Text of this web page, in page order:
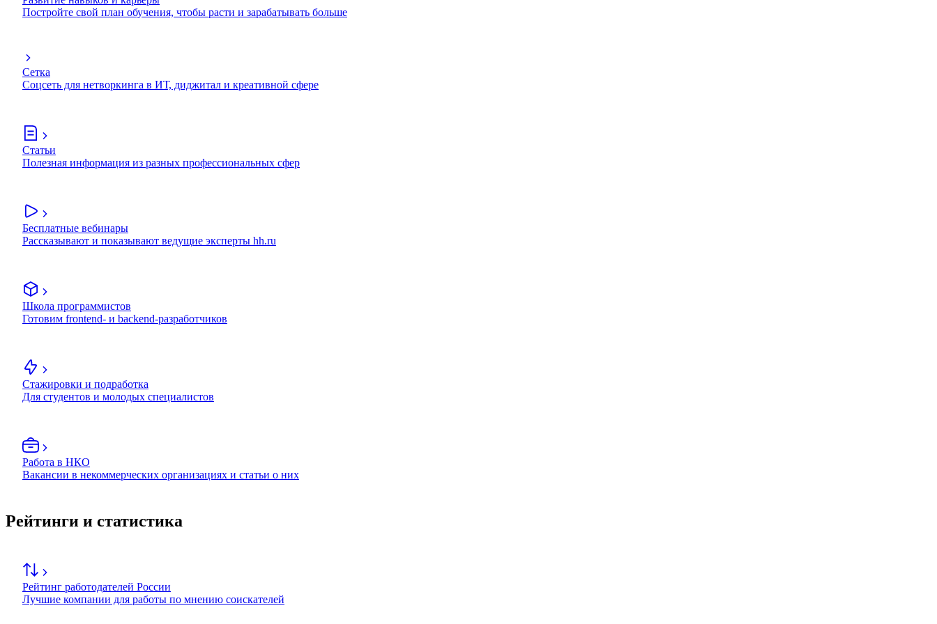
Постройте свой план обучения, чтобы расти и зарабатывать больше
Сетка
Соцсеть для нетворкинга в ИТ, диджитал и креативной сфере
Статьи
Полезная информация из разных профессиональных сфер
Бесплатные вебинары
Рассказывают и показывают ведущие эксперты hh.ru
Школа программистов
Готовим frontend- и backend-разработчиков
Стажировки и подработка
Для студентов и молодых специалистов
Работа в НКО
Вакансии в некоммерческих организациях и статьи о них
Рейтинги и статистика
Рейтинг работодателей России
Лучшие компании для работы по мнению соискателей